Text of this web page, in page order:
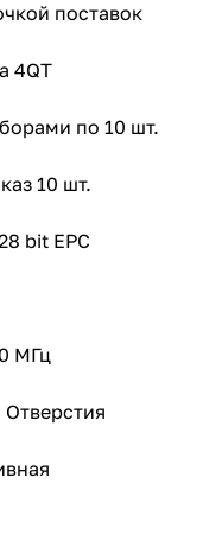
поставок
4QT
по 10 шт.
10 шт.
bit EPC
МГц